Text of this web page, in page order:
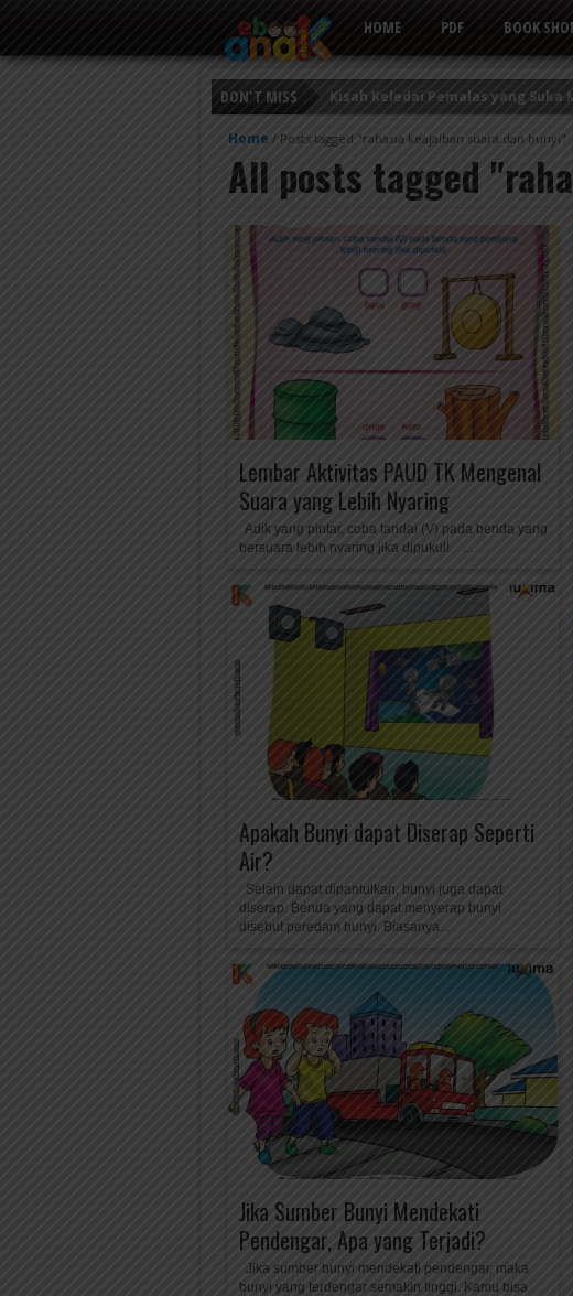
HOME PDF BOOK
DON'T MISS
Kisah Keledai Pemalas yang Suka
Putri Ayu dan Prajurit Tusuk Gigi
Home / Posts tagged "rahasia keajaiban suara dan bunyi"
All posts tagged
Lembar Aktivitas PAUD TK Mengenal
Suara yang Lebih Nyaring
Adik yang pintar, coba tandai (V) pada benda yang
bersuara lebih nyaring jika dipukul! ...
Apakah Bunyi dapat Diserap Seperti
Air?
Selain dapat dipantulkan, bunyi juga dapat
diserap. Benda yang dapat menyerap bunyi
disebut peredam bunyi. Biasanya...
Jika Sumber Bunyi Mendekati
Pendengar, Apa yang Terjadi?
Jika sumber bunyi mendekati pendengar, maka
bunyi yang terdengar semakin tinggi. Kamu bisa